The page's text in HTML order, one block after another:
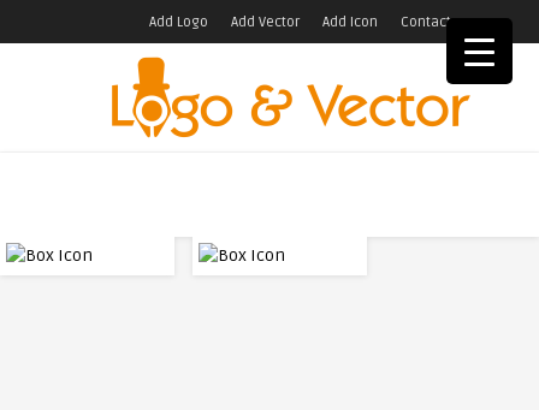
Add Logo Add Vector Add Icon Contact